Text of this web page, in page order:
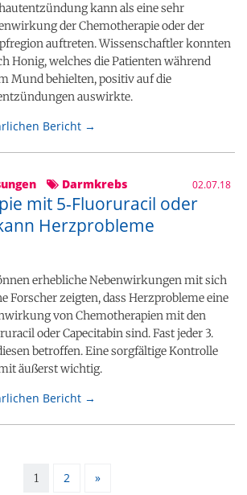
kann als eine sehr
der Chemotherapie oder der
auftreten. Wissenschaftler konnten
Honig, welches die Patienten während
Mund behielten, positiv auf die
auswirkte.
Bericht →
Darmkrebs 02.07.18
mit 5-Fluoruracil oder
Herzprobleme
erhebliche Nebenwirkungen mit sich
Forscher zeigten, dass Herzprobleme eine
von Chemotherapien mit den
oder Capecitabin sind. Fast jeder 3.
betroffen. Eine sorgfältige Kontrolle
äußerst wichtig.
Bericht →
1 2 »